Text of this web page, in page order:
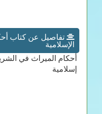
تفاصيل عن كتاب
الإسلامية
أحكام الميراث في
إسلامية